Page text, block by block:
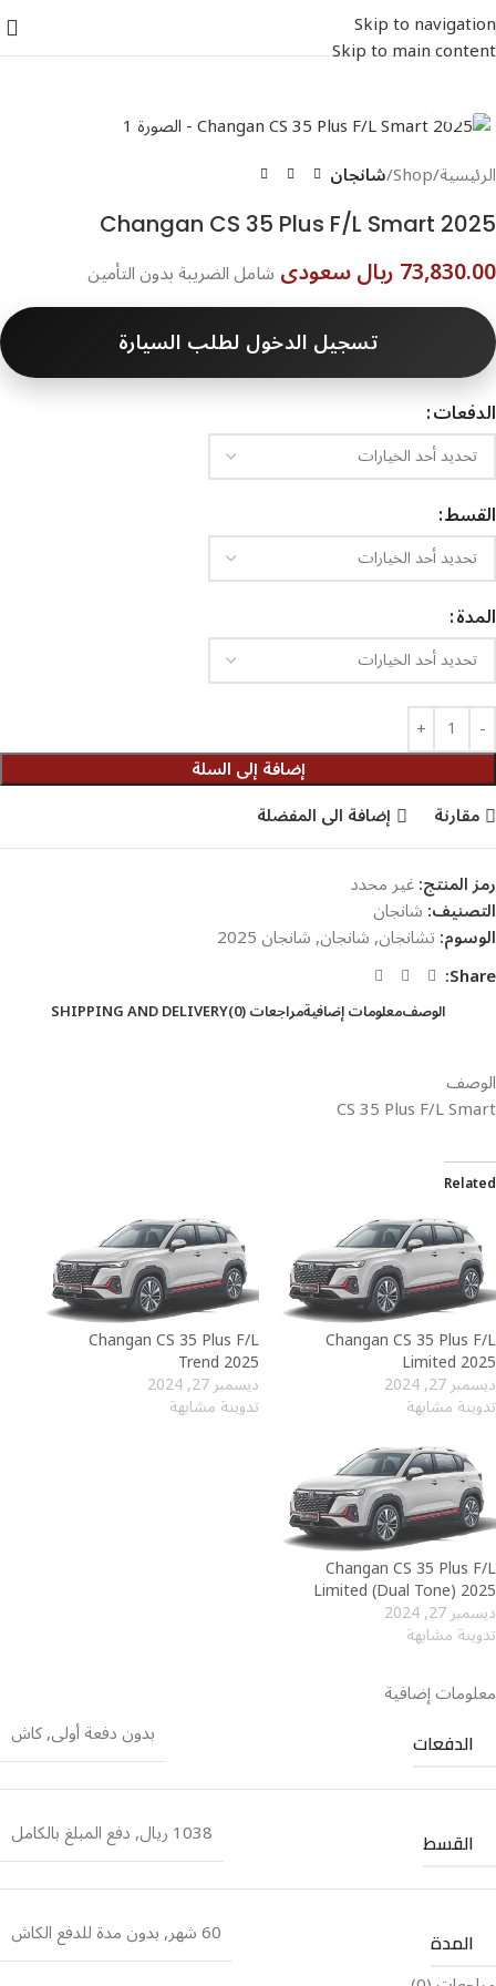
Skip to navigation
Skip to main content
الرئيسية Shop شانجان
73,830.00 ريال سعودى شامل الضريبة بدون التأمين
تسجيل الدخول لطلب السيارة
الدفعات
القسط
المدة
إضافة إلى السلة
مقارنة
إضافة الى المفضلة
رمز المنتج:غير محدد
التصنيف:شانجان
الوسوم:تشانجان,شانجان,شانجان 2025
Share:
الوصفمعلومات إضافيةمراجعات (0) SHIPPING AND DELIVERY
الوصف
CS 35 Plus F/L Smart
Related
Limited 2025⁩⁩⁩⁩⁩⁩⁩⁩
ديسمبر 27, 2024
تدوينة مشابهة
Trend 2025⁩⁩⁩⁩⁩⁩
ديسمبر 27, 2024
تدوينة مشابهة
Limited (Dual Tone) 2025⁩⁩⁩⁩⁩⁩⁩⁩⁩
ديسمبر 27, 2024
تدوينة مشابهة
معلومات إضافية
الدفعات بدون دفعة أولى,كاش
القسط 1038 ريال ,دفع المبلغ بالكامل
المدة 60 شهر ,بدون مدة للدفع الكاش